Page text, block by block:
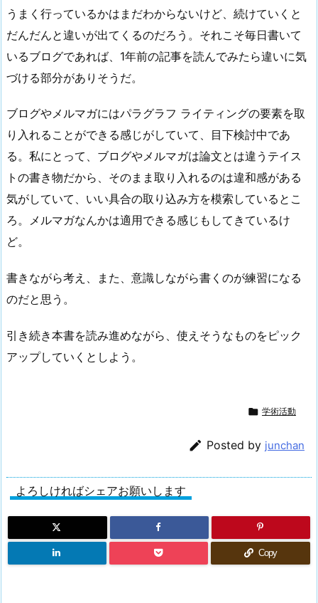
うまく行っているかはまだわからないけど、続けていくと
だんだんと違いが出てくるのだろう。それこそ毎日書いて
いるブログであれば、1年前の記事を読んでみたら違いに気
づける部分がありそうだ。
ブログやメルマガにはパラグラフ ライティングの要素を取
り入れることができる感じがしていて、目下検討中であ
る。私にとって、ブログやメルマガは論文とは違うテイス
トの書き物だから、そのまま取り入れるのは違和感がある
気がしていて、いい具合の取り込み方を模索しているとこ
ろ。メルマガなんかは適用できる感じもしてきているけ
ど。
書きながら考え、また、意識しながら書くのが練習になる
のだと思う。
引き続き本書を読み進めながら、使えそうなものをピック
アップしていくとしよう。
 学術活動
 Posted by junchan
よろしければシェアお願いします
Copy